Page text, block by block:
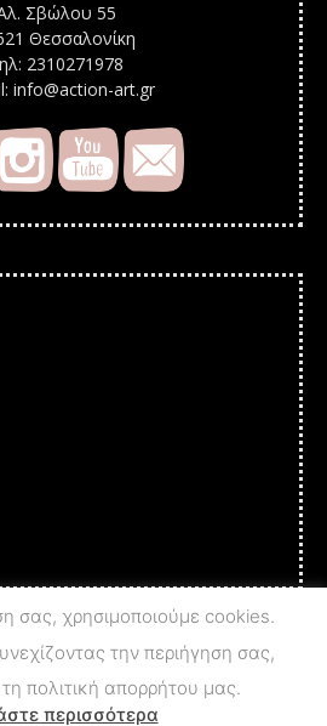
Σβώλου 55
Θεσσαλονίκη
2310271978
info@action-art.gr
i o n - A r tPRIVACY POLICY
σας, χρησιμοποιούμε cookies.
την περιήγηση σας,
πολιτική απορρήτου μας.
περισσότερα